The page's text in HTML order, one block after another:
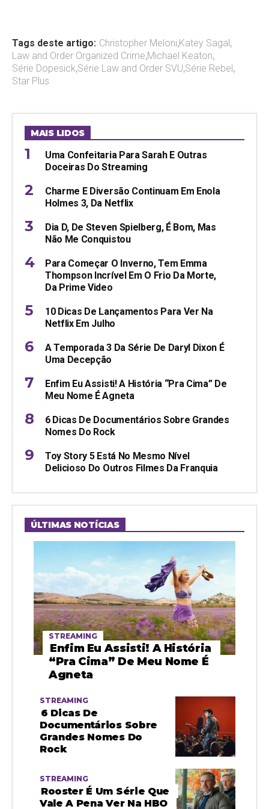
Tags deste artigo: Christopher Meloni,Katey Sagal,
Law and Order Organized Crime,Michael Keaton,
Série Dopesick,Série Law and Order SVU,Série Rebel,
Star Plus
MAIS LIDOS
Uma Confeitaria Para Sarah E Outras
Doceiras Do Streaming
Charme E Diversão Continuam Em Enola
Holmes 3, Da Netflix
Dia D, De Steven Spielberg, É Bom, Mas
Não Me Conquistou
Para Começar O Inverno, Tem Emma
Thompson Incrível Em O Frio Da Morte,
Da Prime Video
10 Dicas De Lançamentos Para Ver Na
Netflix Em Julho
A Temporada 3 Da Série De Daryl Dixon É
Uma Decepção
Enfim Eu Assisti! A História “pra Cima” De
Meu Nome É Agneta
6 Dicas De Documentários Sobre Grandes
Nomes Do Rock
Toy Story 5 Está No Mesmo Nível
Delicioso Do Outros Filmes Da Franquia
ÚLTIMAS NOTÍCIAS
STREAMING
Enfim Eu Assisti! A História
“pra Cima” De Meu Nome É
Agneta
STREAMING
6 Dicas De
Documentários Sobre
Grandes Nomes Do
Rock
STREAMING
Rooster É Um Série Que
Vale A Pena Ver Na HBO